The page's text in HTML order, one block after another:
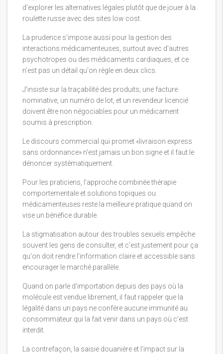
d'explorer les alternatives légales plutôt que de jouer à la
roulette russe avec des sites low cost.
La prudence s'impose aussi pour la gestion des
interactions médicamenteuses, surtout avec d'autres
psychotropes ou des médicaments cardiaques, et ce
n'est pas un détail qu'on règle en deux clics.
J'insiste sur la traçabilité des produits; une facture
nominative, un numéro de lot, et un revendeur licencié
doivent être non négociables pour un médicament
soumis à prescription.
Le discours commercial qui promet «livraison express
sans ordonnance» n'est jamais un bon signe et il faut le
dénoncer systématiquement.
Pour les praticiens, l'approche combinée thérapie
comportementale et solutions topiques ou
médicamenteuses reste la meilleure pratique quand on
vise un bénéfice durable.
La stigmatisation autour des troubles sexuels empêche
souvent les gens de consulter, et c'est justement pour ça
qu'on doit rendre l'information claire et accessible sans
encourager le marché parallèle.
Quand on parle d'importation depuis des pays où la
molécule est vendue librement, il faut rappeler que la
légalité dans un pays ne confère aucune immunité au
consommateur qui la fait venir dans un pays où c'est
interdit.
La contrefaçon, la saisie douanière et l'impact sur la